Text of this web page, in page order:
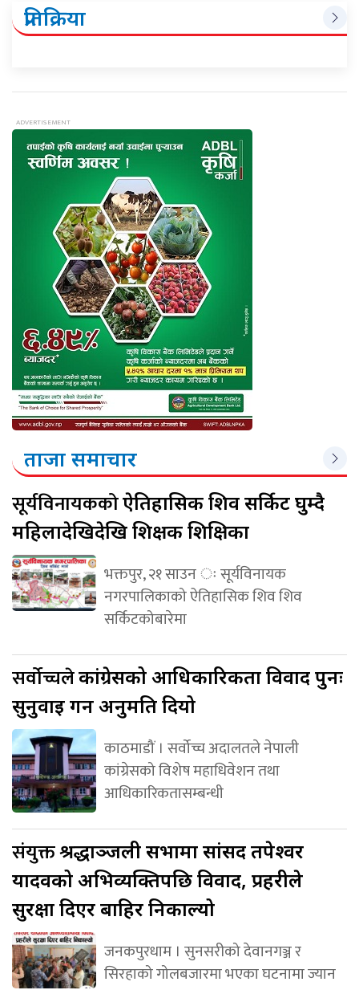
प्रतिक्रिया
ताजा समाचार
सूर्यविनायककोऐतिहासिक शिव सर्किट घुम्दै
महिलादेखिदेखि शिक्षक शिक्षिका
भक्तपुर, २१ साउन ः सूर्यविनायक
नगरपालिकाको ऐतिहासिक शिव शिव
सर्किटकोबारेमा
सर्वोच्चलेकांग्रेसको आधिकारिकता विवाद पुनः
सुनुवाइ गर्न अनुमति दियो
काठमाडौं । सर्वोच्च अदालतले नेपाली
कांग्रेसको विशेष महाधिवेशन तथा
आधिकारिकतासम्बन्धी
संयुक्तश्रद्धाञ्जली सभामा सांसद तपेश्वर
यादवको अभिव्यक्तिपछि विवाद, प्रहरीले
सुरक्षा दिएर बाहिर निकाल्यो
जनकपुरधाम । सुनसरीको देवानगञ्ज र
सिरहाको गोलबजारमा भएका घटनामा ज्यान